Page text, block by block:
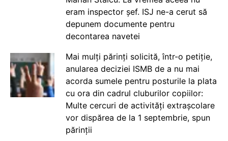
eram inspector șef. ISJ ne-a cerut să
depunem documente pentru
decontarea navetei
Mai mulți părinți solicită, într-o petiție,
anularea deciziei ISMB de a nu mai
acorda sumele pentru posturile la plata
cu ora din cadrul cluburilor copiilor:
Multe cercuri de activități extrașcolare
vor dispărea de la 1 septembrie, spun
părinții